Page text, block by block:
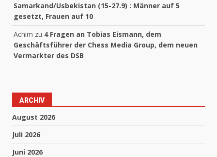
Samarkand/Usbekistan (15-27.9) : Männer auf 5
gesetzt, Frauen auf 10
Achim zu 4 Fragen an Tobias Eismann, dem
Geschäftsführer der Chess Media Group, dem neuen
Vermarkter des DSB
ARCHIV
August 2026
Juli 2026
Juni 2026